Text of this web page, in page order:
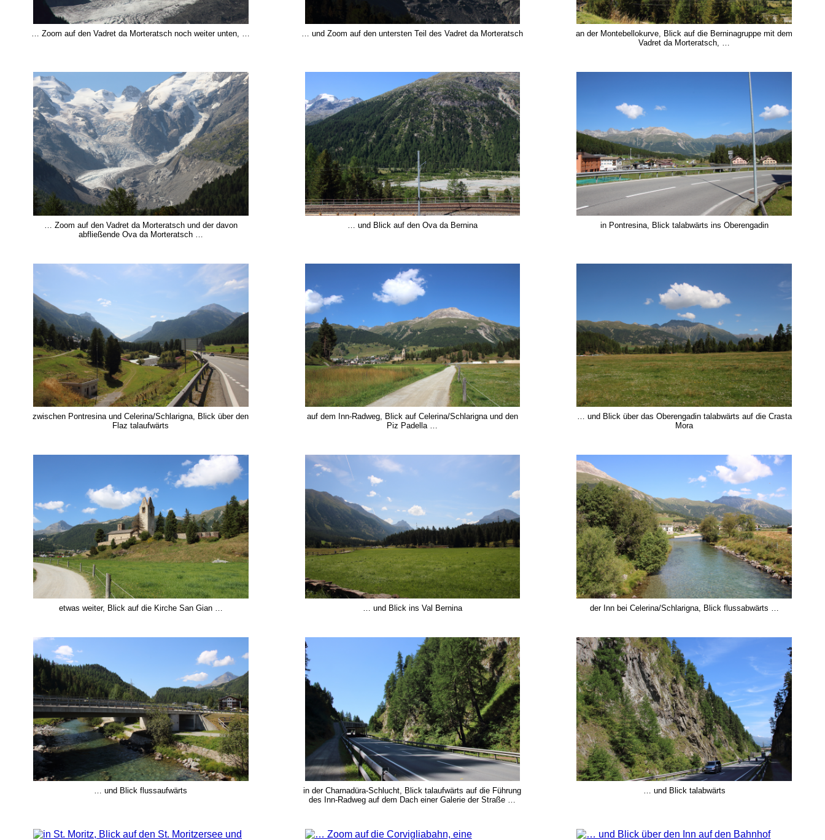
… Zoom auf den Vadret da Morteratsch noch weiter unten, … … und Zoom auf den untersten Teil des Vadret da Morteratsch
an der Montebellokurve, Blick auf die Berninagruppe mit dem
Vadret da Morteratsch, …
… Zoom auf den Vadret da Morteratsch und der davon
abfließende Ova da Morteratsch …
… und Blick auf den Ova da Bernina in Pontresina, Blick talabwärts ins Oberengadin
zwischen Pontresina und Celerina/Schlarigna, Blick über den
Flaz talaufwärts
auf dem Inn-Radweg, Blick auf Celerina/Schlarigna und den
Piz Padella …
… und Blick über das Oberengadin talabwärts auf die Crasta
Mora
etwas weiter, Blick auf die Kirche San Gian … … und Blick ins Val Bernina der Inn bei Celerina/Schlarigna, Blick flussabwärts …
… und Blick flussaufwärts
in der Charnadüra-Schlucht, Blick talaufwärts auf die Führung
des Inn-Radweg auf dem Dach einer Galerie der Straße …
… und Blick talabwärts